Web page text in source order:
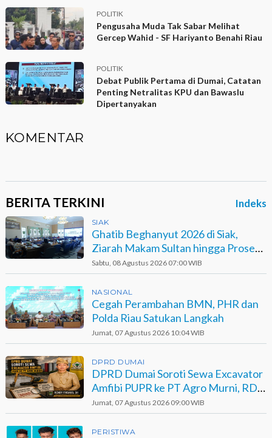
POLITIK
Pengusaha Muda Tak Sabar Melihat
Gercep Wahid - SF Hariyanto Benahi Riau
POLITIK
Debat Publik Pertama di Dumai, Catatan
Penting Netralitas KPU dan Bawaslu
Dipertanyakan
KOMENTAR
BERITA TERKINI Indeks
SIAK
Ghatib Beghanyut 2026 di Siak,
Ziarah Makam Sultan hingga Prosesi
di Sungai
Sabtu, 08 Agustus 2026 07:00 WIB
NASIONAL
Cegah Perambahan BMN, PHR dan
Polda Riau Satukan Langkah
Jumat, 07 Agustus 2026 10:04 WIB
DPRD DUMAI
DPRD Dumai Soroti Sewa Excavator
Amfibi PUPR ke PT Agro Murni, RDP
Jadi Opsi
Jumat, 07 Agustus 2026 09:00 WIB
PERISTIWA